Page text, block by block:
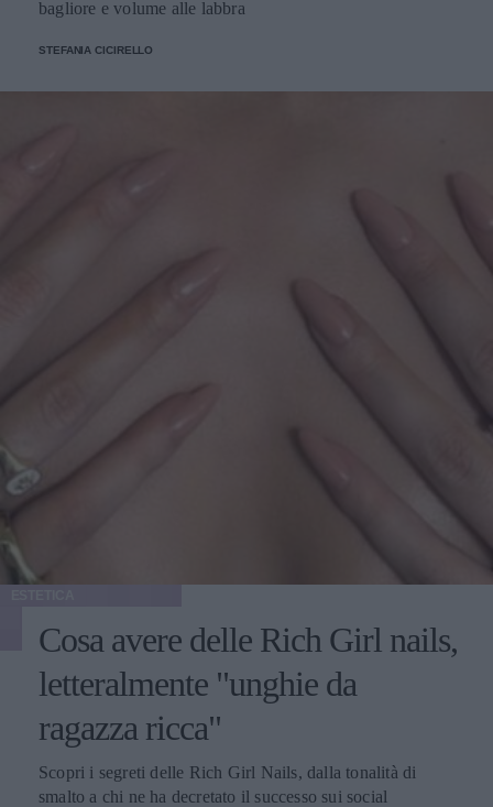
bagliore e volume alle labbra
STEFANIA CICIRELLO
Cosa avere delle Rich Girl nails,
letteralmente "unghie da
ragazza ricca"
Scopri i segreti delle Rich Girl Nails, dalla tonalità di
smalto a chi ne ha decretato il successo sui social